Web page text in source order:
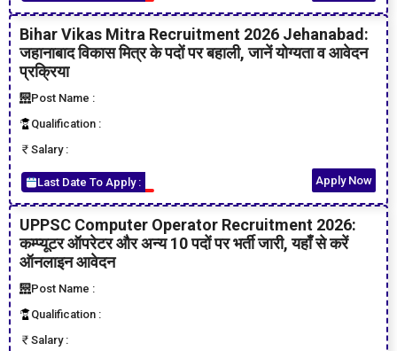
Bihar Vikas Mitra Recruitment 2026 Jehanabad:
जहानाबाद विकास मित्र के पदों पर बहाली, जानें योग्यता व आवेदन
प्रक्रिया
Post Name :
Qualification :
Salary :
Last Date To Apply : Apply Now
UPPSC Computer Operator Recruitment 2026:
कम्प्यूटर ऑपरेटर और अन्य 10 पदों पर भर्ती जारी, यहाँ से करें
ऑनलाइन आवेदन
Post Name :
Qualification :
Salary :